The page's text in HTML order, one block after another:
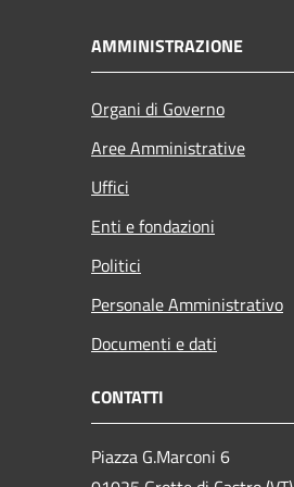
AMMINISTRAZIONE
Organi di Governo
Aree Amministrative
Uffici
Enti e fondazioni
Politici
Personale Amministrativo
Documenti e dati
CONTATTI
Piazza G.Marconi 6